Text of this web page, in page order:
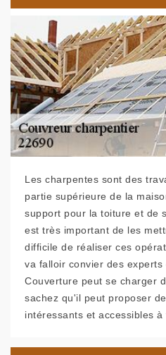
Les charpentes sont des
partie supérieure de la
support pour la toiture et de
est très important de les
difficile de réaliser ces
va falloir convier des experts
Couverture peut se charger
sachez qu'il peut proposer
intéressants et accessibles à